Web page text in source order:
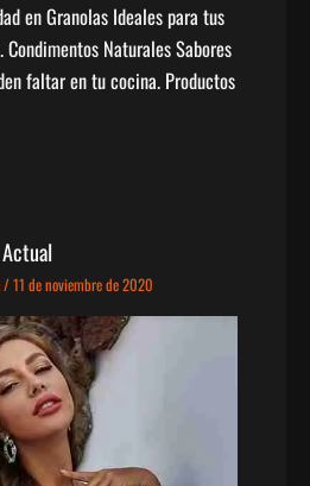
en Granolas Ideales para tus
Condimentos Naturales Sabores
faltar en tu cocina. Productos
/11 de noviembre de 2020